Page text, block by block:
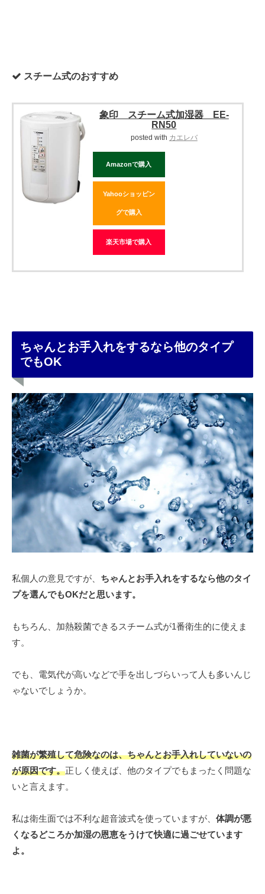
スチーム式のおすすめ
象印 スチーム式加湿器 EE-
RN50
posted with カエレバ
Amazonで購入
Yahooショッピン
グで購入
楽天市場で購入
ちゃんとお手入れをするなら他のタイプ
でもOK
私個人の意見ですが、 ちゃんとお手入れをするなら他のタイ
プを選んでもOKだと思います。
もちろん、加熱殺菌できるスチーム式が1番衛生的に使えま
す。
でも、電気代が高いなどで手を出しづらいって人も多いんじ
ゃないでしょうか。
雑菌が繁殖して危険なのは、ちゃんとお手入れしていないの
が原因です。正しく使えば、他のタイプでもまったく問題な
いと言えます。
私は衛生面では不利な超音波式を使っていますが、体調が悪
くなるどころか加湿の恩恵をうけて快適に過ごせています
よ。